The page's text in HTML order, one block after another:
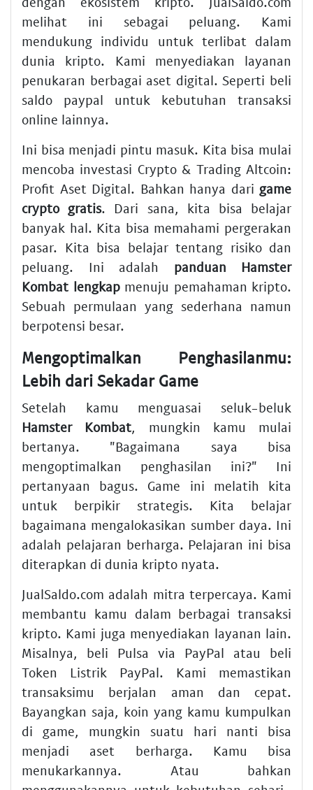
melihat ini sebagai peluang. Kami
mendukung individu untuk terlibat dalam
dunia kripto. Kami menyediakan layanan
penukaran berbagai aset digital. Seperti beli
saldo paypal untuk kebutuhan transaksi
online lainnya.
Ini bisa menjadi pintu masuk. Kita bisa mulai
mencoba investasi Crypto & Trading Altcoin:
Profit Aset Digital. Bahkan hanya dari game
crypto gratis. Dari sana, kita bisa belajar
banyak hal. Kita bisa memahami pergerakan
pasar. Kita bisa belajar tentang risiko dan
peluang. Ini adalah panduan Hamster
Kombat lengkapmenuju pemahaman kripto.
Sebuah permulaan yang sederhana namun
berpotensi besar.
Mengoptimalkan Penghasilanmu:
Lebih dari Sekadar Game
Setelah kamu menguasai seluk-beluk
Hamster Kombat, mungkin kamu mulai
bertanya. "Bagaimana saya bisa
mengoptimalkan penghasilan ini?" Ini
pertanyaan bagus. Game ini melatih kita
untuk berpikir strategis. Kita belajar
bagaimana mengalokasikan sumber daya. Ini
adalah pelajaran berharga. Pelajaran ini bisa
diterapkan di dunia kripto nyata.
JualSaldo.com adalah mitra terpercaya. Kami
membantu kamu dalam berbagai transaksi
kripto. Kami juga menyediakan layanan lain.
Misalnya, beli Pulsa via PayPal atau beli
Token Listrik PayPal. Kami memastikan
transaksimu berjalan aman dan cepat.
Bayangkan saja, koin yang kamu kumpulkan
di game, mungkin suatu hari nanti bisa
menjadi aset berharga. Kamu bisa
menukarkannya. Atau bahkan